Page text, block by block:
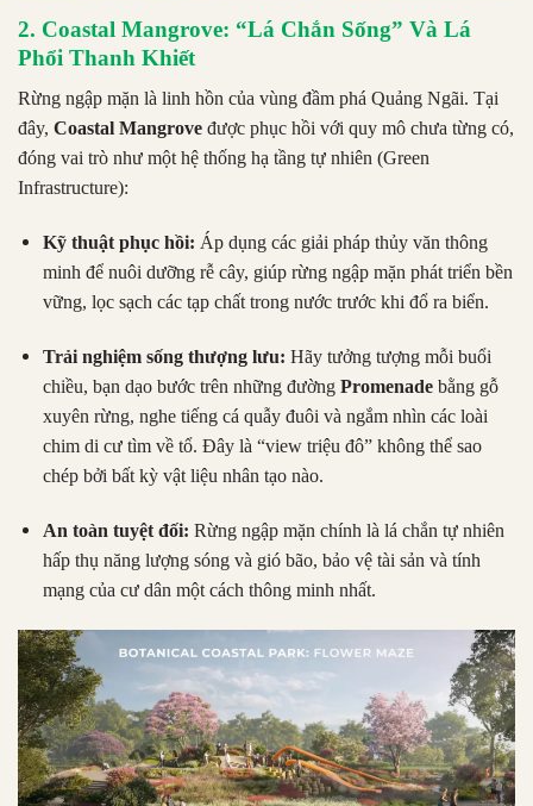
2. Coastal Mangrove: “Lá Chắn Sống” Và Lá
Phổi Thanh Khiết
Rừng ngập mặn là linh hồn của vùng đầm phá Quảng Ngãi. Tại
đây, Coastal Mangrove được phục hồi với quy mô chưa từng có,
đóng vai trò như một hệ thống hạ tầng tự nhiên (Green
Infrastructure):
Kỹ thuật phục hồi: Áp dụng các giải pháp thủy văn thông
minh để nuôi dưỡng rễ cây, giúp rừng ngập mặn phát triển bền
vững, lọc sạch các tạp chất trong nước trước khi đổ ra biển.
Trải nghiệm sống thượng lưu: Hãy tưởng tượng mỗi buổi
chiều, bạn dạo bước trên những đường Promenadebằng gỗ
xuyên rừng, nghe tiếng cá quẫy đuôi và ngắm nhìn các loài
chim di cư tìm về tổ. Đây là “view triệu đô” không thể sao
chép bởi bất kỳ vật liệu nhân tạo nào.
An toàn tuyệt đối: Rừng ngập mặn chính là lá chắn tự nhiên
hấp thụ năng lượng sóng và gió bão, bảo vệ tài sản và tính
mạng của cư dân một cách thông minh nhất.